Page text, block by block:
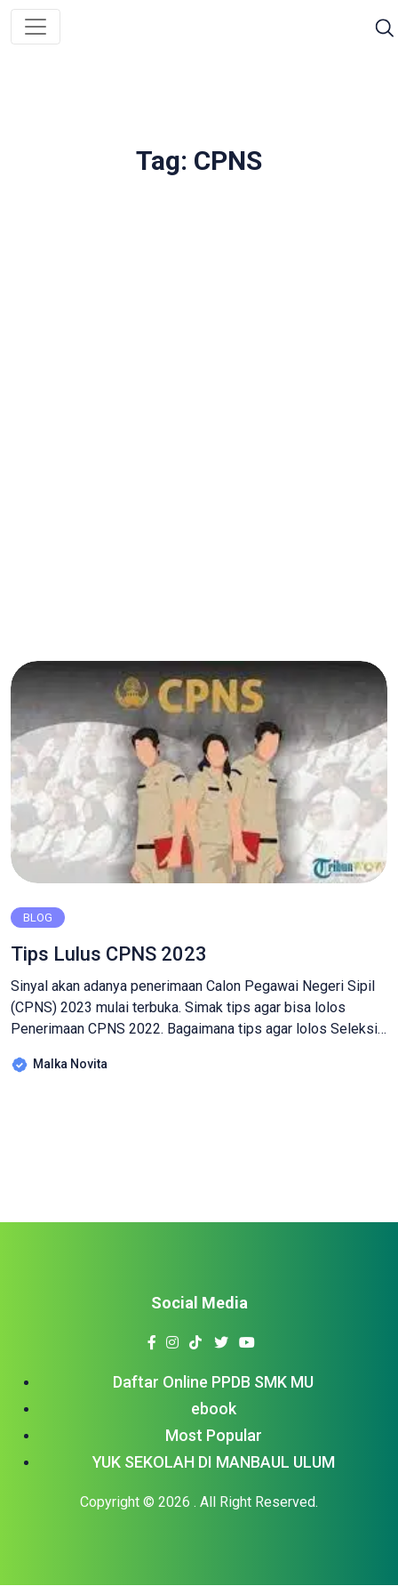
Tag: CPNS
BLOG
Tips Lulus CPNS 2023
Sinyal akan adanya penerimaan Calon Pegawai Negeri Sipil
(CPNS) 2023 mulai terbuka. Simak tips agar bisa lolos
Penerimaan CPNS 2022. Bagaimana tips agar lolos Seleksi
ikut? adanya rencanapendaftaran calon pegawai negeri sipil
Malka Novita
Daftar Online PPDB SMK MU
ebook
Most Popular
YUK SEKOLAH DI MANBAUL ULUM
Copyright © 2026 . All Right Reserved.
Social Media